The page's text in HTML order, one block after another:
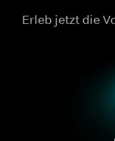
Erleb jetzt die